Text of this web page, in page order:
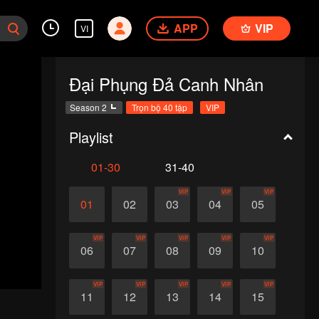
VI APP VIP
Đại Phụng Đả Canh Nhân
Season 2 Trọn bộ 40 tập VIP
Playlist
01-30 31-40
01 02 03
VIP
04
VIP
05
VIP
06
VIP
07
VIP
08
VIP
09
VIP
10
VIP
11
VIP
12
VIP
13
VIP
14
VIP
15
VIP